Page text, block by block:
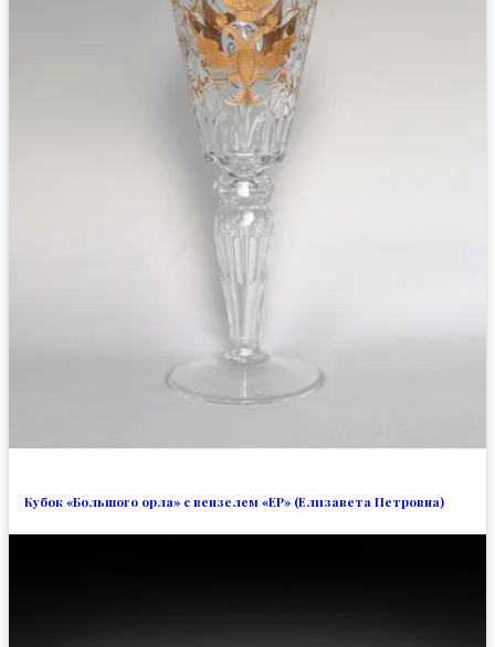
Кубок «Большого орла» с вензелем «EP» (Елизавета Петровна)